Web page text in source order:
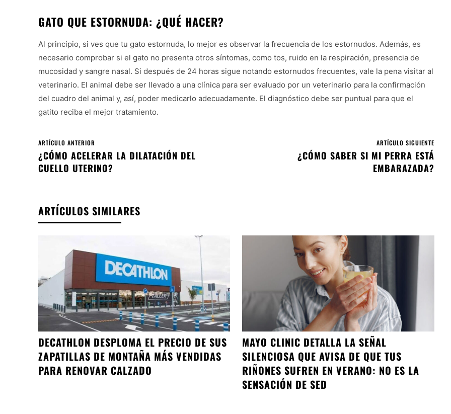
GATO QUE ESTORNUDA: ¿QUÉ HACER?
Al principio, si ves que tu gato estornuda, lo mejor es observar la frecuencia de los estornudos. Además, es
necesario comprobar si el gato no presenta otros síntomas, como tos, ruido en la respiración, presencia de
mucosidad y sangre nasal. Si después de 24 horas sigue notando estornudos frecuentes, vale la pena visitar al
veterinario. El animal debe ser llevado a una clínica para ser evaluado por un veterinario para la confirmación
del cuadro del animal y, así, poder medicarlo adecuadamente. El diagnóstico debe ser puntual para que el
gatito reciba el mejor tratamiento.
ARTÍCULO ANTERIOR
¿CÓMO ACELERAR LA DILATACIÓN DEL
CUELLO UTERINO?
ARTÍCULO SIGUIENTE
¿CÓMO SABER SI MI PERRA ESTÁ
EMBARAZADA?
ARTÍCULOS SIMILARES
DECATHLON DESPLOMA EL PRECIO DE SUS
ZAPATILLAS DE MONTAÑA MÁS VENDIDAS
PARA RENOVAR CALZADO
MAYO CLINIC DETALLA LA SEÑAL
SILENCIOSA QUE AVISA DE QUE TUS
RIÑONES SUFREN EN VERANO: NO ES LA
SENSACIÓN DE SED